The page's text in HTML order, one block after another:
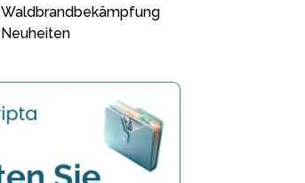
Waldbrandbekämpfung
Neuheiten